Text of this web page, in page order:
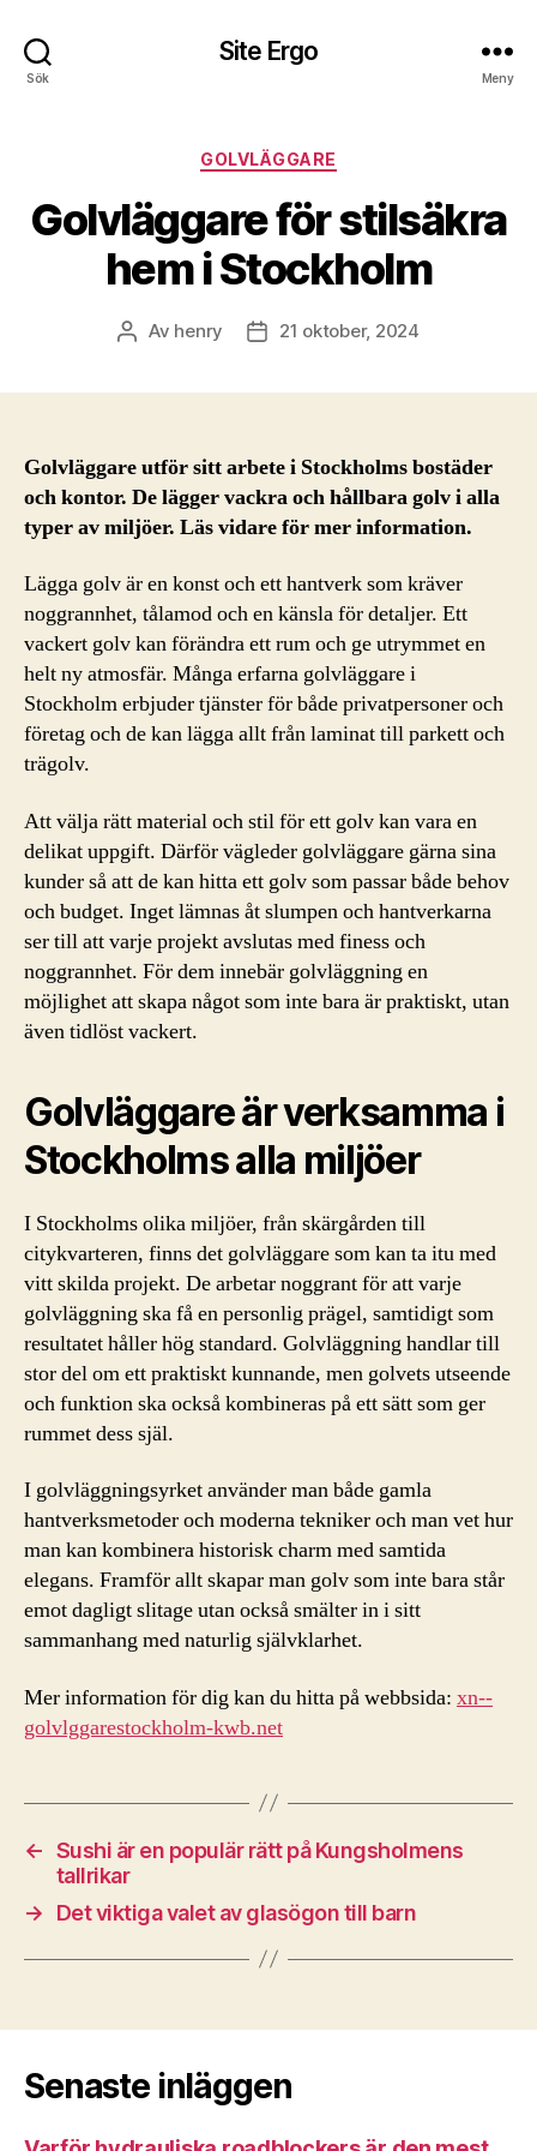
Sök
Site Ergo
Meny
Kategorier
GOLVLÄGGARE
Golvläggare för stilsäkra
hem i Stockholm
Inläggsförfattare
Av henry Inläggsdatum
21 oktober, 2024
Golvläggare utför sitt arbete i Stockholms bostäder
och kontor. De lägger vackra och hållbara golv i alla
typer av miljöer. Läs vidare för mer information.
Lägga golv är en konst och ett hantverk som kräver
noggrannhet, tålamod och en känsla för detaljer. Ett
vackert golv kan förändra ett rum och ge utrymmet en
helt ny atmosfär. Många erfarna golvläggare i
Stockholm erbjuder tjänster för både privatpersoner och
företag och de kan lägga allt från laminat till parkett och
trägolv.
Att välja rätt material och stil för ett golv kan vara en
delikat uppgift. Därför vägleder golvläggare gärna sina
kunder så att de kan hitta ett golv som passar både behov
och budget. Inget lämnas åt slumpen och hantverkarna
ser till att varje projekt avslutas med finess och
noggrannhet. För dem innebär golvläggning en
möjlighet att skapa något som inte bara är praktiskt, utan
även tidlöst vackert.
Golvläggare är verksamma i
Stockholms alla miljöer
I Stockholms olika miljöer, från skärgården till
citykvarteren, finns det golvläggare som kan ta itu med
vitt skilda projekt. De arbetar noggrant för att varje
golvläggning ska få en personlig prägel, samtidigt som
resultatet håller hög standard. Golvläggning handlar till
stor del om ett praktiskt kunnande, men golvets utseende
och funktion ska också kombineras på ett sätt som ger
rummet dess själ.
I golvläggningsyrket använder man både gamla
hantverksmetoder och moderna tekniker och man vet hur
man kan kombinera historisk charm med samtida
elegans. Framför allt skapar man golv som inte bara står
emot dagligt slitage utan också smälter in i sitt
sammanhang med naturlig självklarhet.
Mer information för dig kan du hitta på webbsida: xn--
golvlggarestockholm-kwb.net
← Sushi är en populär rätt på Kungsholmens
tallrikar
→
Det viktiga valet av glasögon till barn
Senaste inläggen